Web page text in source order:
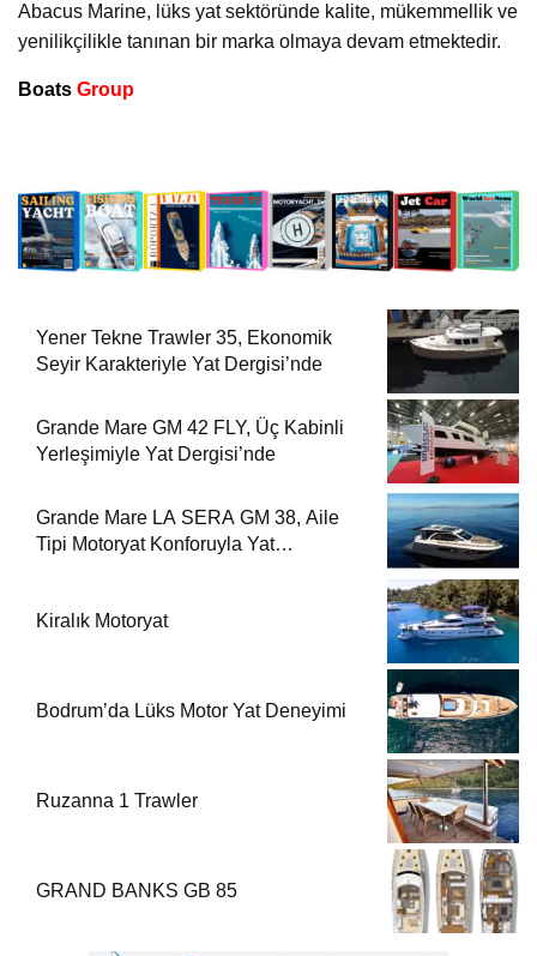
Abacus Marine, lüks yat sektöründe kalite, mükemmellik ve
yenilikçilikle tanınan bir marka olmaya devam etmektedir.
Boats Group
Yener Tekne Trawler 35, Ekonomik
Seyir Karakteriyle Yat Dergisi’nde
Grande Mare GM 42 FLY, Üç Kabinli
Yerleşimiyle Yat Dergisi’nde
Grande Mare LA SERA GM 38, Aile
Tipi Motoryat Konforuyla Yat
Kiralık Motoryat
Bodrum’da Lüks Motor Yat Deneyimi
Ruzanna 1 Trawler
GRAND BANKS GB 85